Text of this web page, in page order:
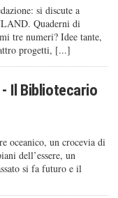
si discute a
Quaderni di
tre numeri? Idee tante,
progetti, [...]
Il Bibliotecario
oceanico, un crocevia di
dell’essere, un
si fa futuro e il